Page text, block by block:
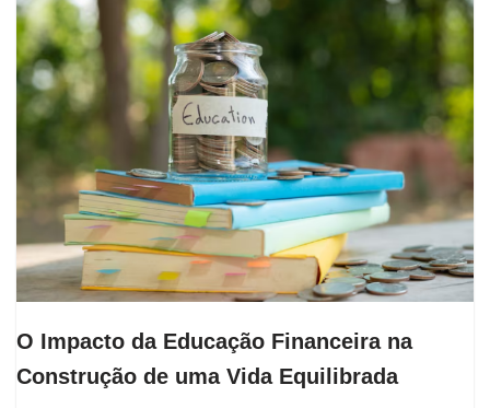
O Impacto da Educação Financeira na
Construção de uma Vida Equilibrada